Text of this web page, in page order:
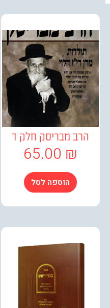
מבריסק חלק ד
65.00
הוספה לסל